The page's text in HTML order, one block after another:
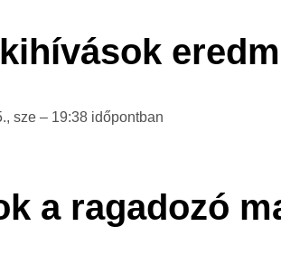
sze – 19:38 időpontban
a ragadozó